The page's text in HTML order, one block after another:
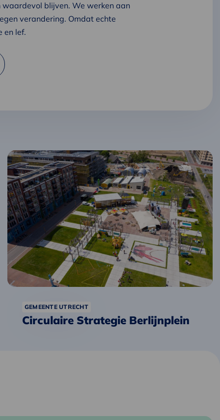
blijven. We werken aan
verandering. Omdat echte
en lef.
GEMEENTE UTRECHT
Circulaire Strategie Berlijnplein
Lees
meer
over
Circulaire
Strategie
Berlijnplein